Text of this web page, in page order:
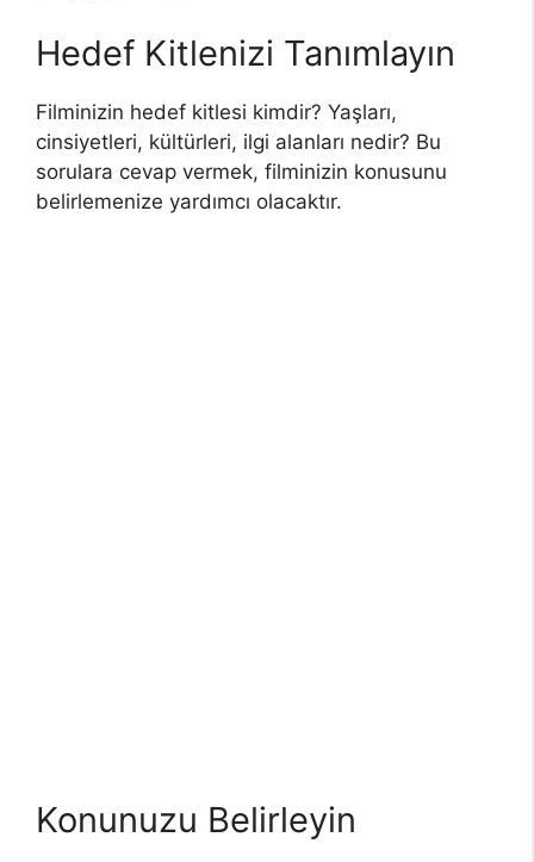
Hedef Kitlenizi Tanımlayın
Filminizin hedef kitlesi kimdir? Yaşları,
cinsiyetleri, kültürleri, ilgi alanları nedir? Bu
sorulara cevap vermek, filminizin konusunu
belirlemenize yardımcı olacaktır.
Konunuzu Belirleyin